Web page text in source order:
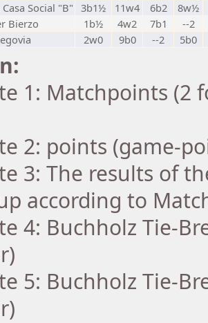
Social "B" 3b1½ 11w4 6b2
8w½
Bierzo 1b½ 4w2 7b1
--2
2w0 9b0 --2 5b0
1: Matchpoints (2
2: points (game-
3: The results of
according to
4: Buchholz Tie-
5: Buchholz Tie-